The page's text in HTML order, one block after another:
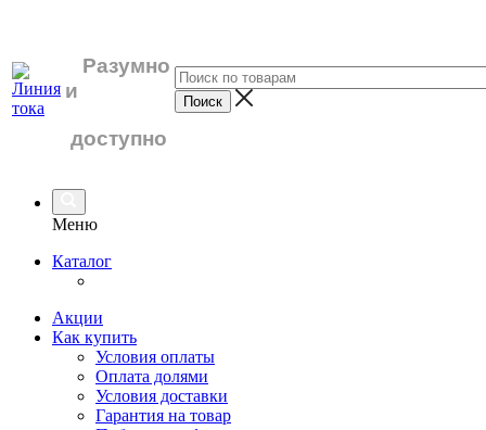
Разумно
и
доступно
Меню
Каталог
Акции
Как купить
Условия оплаты
Оплата долями
Условия доставки
Гарантия на товар